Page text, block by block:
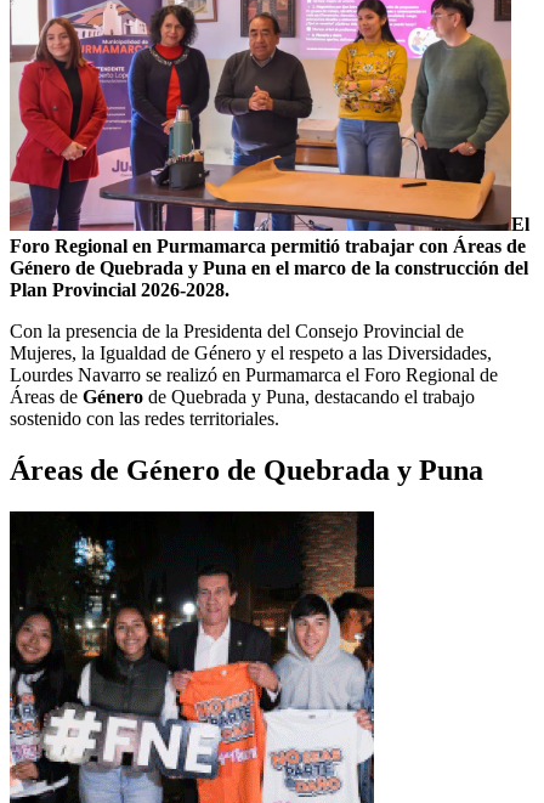
El
Foro Regional en Purmamarca permitió trabajar con Áreas de
Género de Quebrada y Puna en el marco de la construcción del
Plan Provincial 2026-2028.
Con la presencia de la Presidenta del Consejo Provincial de
Mujeres, la Igualdad de Género y el respeto a las Diversidades,
Lourdes Navarro se realizó en Purmamarca el Foro Regional de
Áreas de Género de Quebrada y Puna, destacando el trabajo
sostenido con las redes territoriales.
Áreas de Género de Quebrada y Puna